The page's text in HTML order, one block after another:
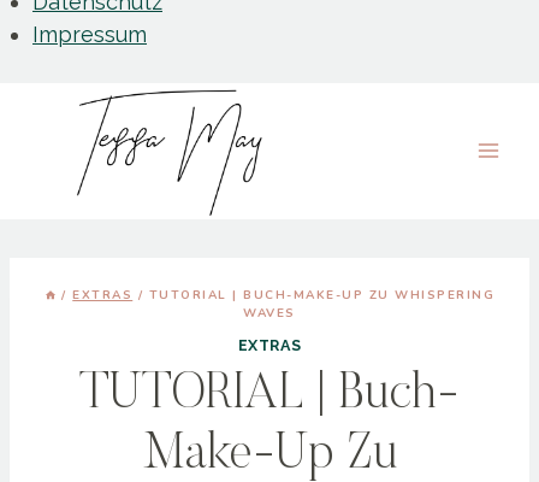
Impressum
springen
/ EXTRAS / TUTORIAL | BUCH-MAKE-UP ZU WHISPERING
WAVES
EXTRAS
TUTORIAL | Buch-
Make-Up Zu